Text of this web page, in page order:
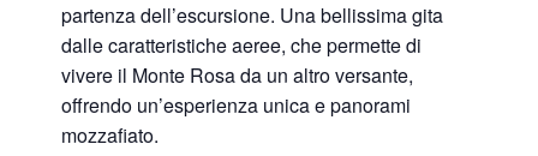
partenza dell’escursione. Una bellissima gita
dalle caratteristiche aeree, che permette di
vivere il Monte Rosa da un altro versante,
offrendo un’esperienza unica e panorami
mozzafiato.